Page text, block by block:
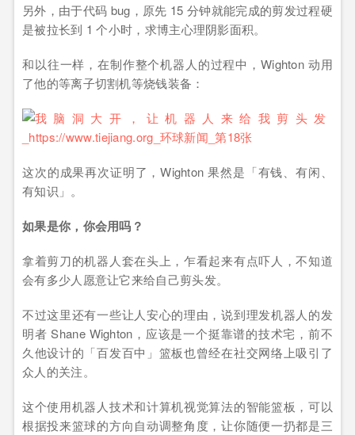
另外，由于代码 bug，原先 15 分钟就能完成的剪发过程硬
是被拉长到 1 个小时，求博主心理阴影面积。
和以往一样，在制作整个机器人的过程中，Wighton 动用
了他的等离子切割机等烧钱装备：
这次的成果再次证明了，Wighton 果然是「有钱、有闲、
有知识」。
如果是你，你会用吗？
拿着剪刀的机器人套在头上，乍看起来有点吓人，不知道
会有多少人愿意让它来给自己剪头发。
不过这里还有一些让人安心的理由，说到理发机器人的发
明者 Shane Wighton，应该是一个挺靠谱的技术宅，前不
久他设计的「百发百中」篮板也曾经在社交网络上吸引了
众人的关注。
这个使用机器人技术和计算机视觉算法的智能篮板，可以
根据投来篮球的方向自动调整角度，让你随便一扔都是三